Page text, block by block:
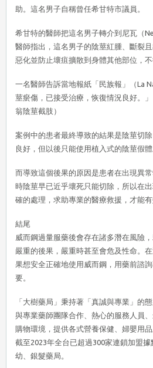
助。這名男子自稱曾任希甘特市議員。
希甘特的醫師把這名男子轉介到尼瓦（
醫師指出，這名男子的陰莖紅腫、斷裂
惡化並防止壞疽擴散到身體其他部位，不
一名醫師告訴當地報紙「民族報」（La
莖瘀傷，已接受治療，恢復情況良好。
翁陰莖截肢）
案例中的患者最終導致的結果是陰莖切
良好，但以後只能使用植入式的陰莖假體
而導致這個後果的原因是患者在出現異
時陰莖早已近乎壞死只能切除，所以在
確的處理，求助專業的醫療救援，才能有
結尾
威而鋼過量服藥後會存在諸多潛在風險
嚴重的後果，嚴重時甚至會危及性命。
果想安全正確地使用威而鋼，用藥前諮
要。
「大樹藥局」秉持著「真誠與專業」的
與專業藥師團隊合作、熱心的服務人員
購物環境，提供各式營養保健、婦嬰用
截至2023年全台已超過300家連鎖加盟
幼、銀髮藥局。